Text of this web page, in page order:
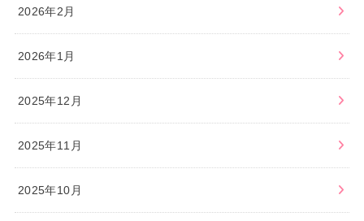
2026年2月
2026年1月
2025年12月
2025年11月
2025年10月